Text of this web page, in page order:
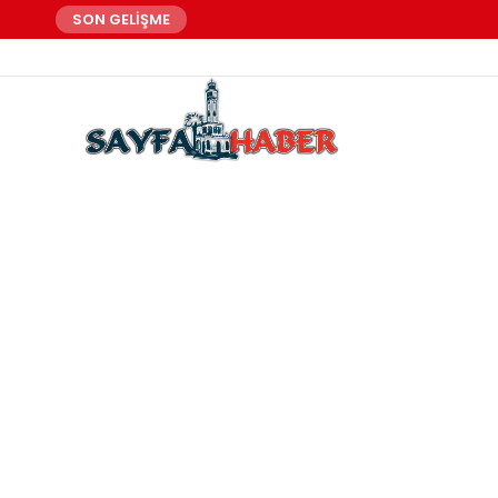
SON GELİŞME